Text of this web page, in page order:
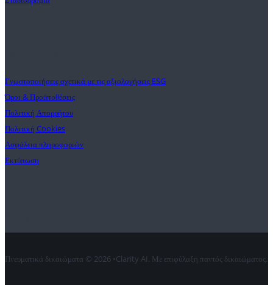
Γνωστοποιήσεις σχετικά με τις αξιολογήσεις ESG
Όροι & Προϋποθέσεις
Πολιτική Απορρήτου
Πολιτική Cookies
Ασφάλεια πληροφοριών
Εκτύπωση
Πνευματικά δικαιώματα © 2026 •Clarity AI. Με επιφύλαξη παντός δικαιώματος.